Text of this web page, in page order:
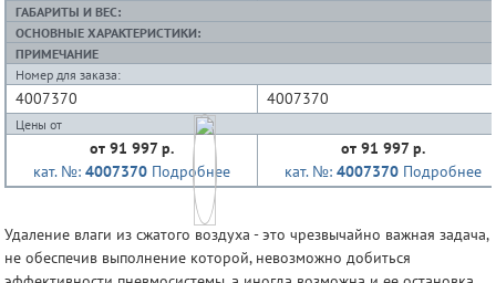
ГАБАРИТЫ И ВЕС:
ОСНОВНЫЕ ХАРАКТЕРИСТИКИ:
ПРИМЕЧАНИЕ
Номер для заказа:
4007370 4007370
Цены от
от 91 997 р.
кат. №: 4007370 Подробнее
от 91 997 р.
кат. №: 4007370 Подробнее
Удаление влаги из сжатого воздуха - это чрезвычайно важная задача,
не обеспечив выполнение которой, невозможно добиться